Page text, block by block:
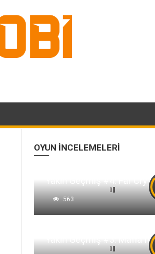
OYUN İNCELEMELERI
Yakın Geçmiş #4: Far Cry 3
563